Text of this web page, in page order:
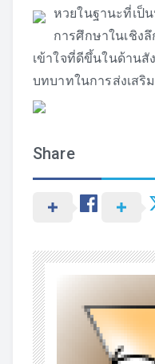
หวยในฐานะที่เป็
การศึกษาในเชิง
เข้าใจที่ดีขึ้นในด้านสั
บทบาทในการส่งเสริ
Share